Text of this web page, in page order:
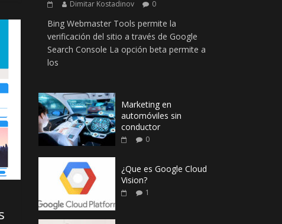
Dimitar Kostadinov 0
Bing Webmaster Tools permite la
verificación del sitio a través de Google
Search Console La opción beta permite a
los
Marketing en
automóviles sin
conductor
0
¿Que es Google Cloud
Vision?
1